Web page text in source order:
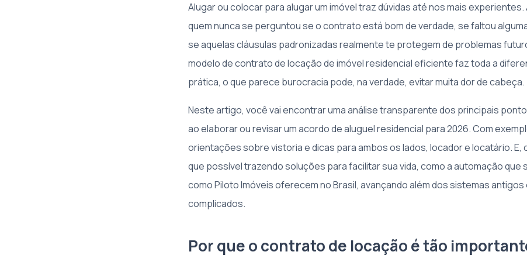
Alugar ou colocar para alugar um imóvel traz dúvidas até nos mais experientes.
quem nunca se perguntou se o contrato está bom de verdade, se faltou
se aquelas cláusulas padronizadas realmente te protegem de problemas
modelo de contrato de locação de imóvel residencial eficiente faz toda a
prática, o que parece burocracia pode, na verdade, evitar muita dor de cabeça.
Neste artigo, você vai encontrar uma análise transparente dos principais
ao elaborar ou revisar um acordo de aluguel residencial para 2026. Com
orientações sobre vistoria e dicas para ambos os lados, locador e locatário. E,
que possível trazendo soluções para facilitar sua vida, como a automação que
como Piloto Imóveis oferecem no Brasil, avançando além dos sistemas
complicados.
Por que o contrato de locação é tão